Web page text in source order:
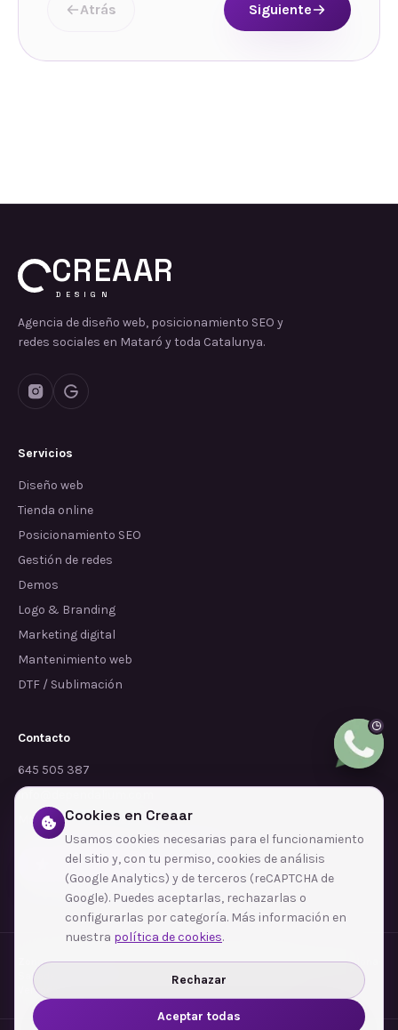
Atrás Siguiente
CREAAR
DESIGN
Agencia de diseño web, posicionamiento SEO y
redes sociales en Mataró y toda Catalunya.
Servicios
Diseño web
Tienda online
Posicionamiento SEO
Gestión de redes
Demos
Logo & Branding
Marketing digital
Mantenimiento web
DTF / Sublimación
Contacto
645 505 387
info@dependalium.com
Mataró (Barcelona)
Déjanos tu reseña en Google
Zonas de cobertura·Barcelona·L'Hospitalet de Llobregat·Terrassa·Badalona
Sabadell
Santa Coloma de Gramenet
Ver todas las zonas →
Cookies en Creaar
Usamos cookies necesarias para el funcionamiento
del sitio y, con tu permiso, cookies de análisis
(Google Analytics) y de terceros (reCAPTCHA de
Google). Puedes aceptarlas, rechazarlas o
configurarlas por categoría. Más información en
nuestra política de cookies.
Rechazar
Aceptar todas